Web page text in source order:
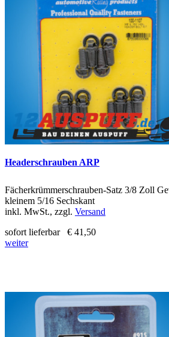
Headerschrauben ARP
Fächerkrümmerschrauben-Satz 3/8 Zoll
kleinem 5/16 Sechskant
inkl. MwSt., zzgl. Versand
sofort lieferbar
€ 41,50
weiter